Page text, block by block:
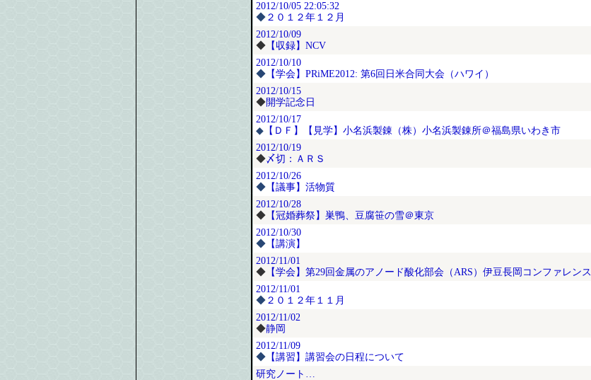
2012/10/05 22:05:32
◆ ２０１２年１２月
2012/10/09
◆ 【収録】NCV
2012/10/10
◆ 【学会】PRiME2012: 第6回日米合同大会（ハワイ）
2012/10/15
◆開学記念日
2012/10/17
◆ 【ＤＦ】【見学】小名浜製錬（株）小名浜製錬所＠福島県いわき市
2012/10/19
◆〆切：ＡＲＳ
2012/10/26
◆ 【議事】活物質
2012/10/28
◆ 【冠婚葬祭】巣鴨、豆腐笹の雪＠東京
2012/10/30
◆ 【講演】
2012/11/01
◆ 【学会】第29回金属のアノード酸化部会（ARS）伊豆長岡コンファレンス
2012/11/01
◆ ２０１２年１１月
2012/11/02
◆静岡
2012/11/09
◆ 【講習】講習会の日程について
研究ノート…